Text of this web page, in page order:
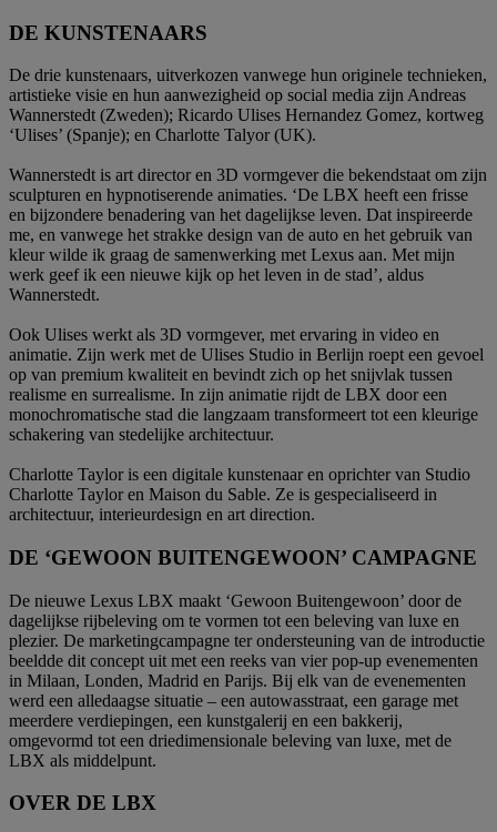
DE KUNSTENAARS
De drie kunstenaars, uitverkozen vanwege hun originele technieken,
artistieke visie en hun aanwezigheid op social media zijn Andreas
Wannerstedt (Zweden); Ricardo Ulises Hernandez Gomez, kortweg
‘Ulises’ (Spanje); en Charlotte Talyor (UK).
Wannerstedt is art director en 3D vormgever die bekendstaat om zijn
sculpturen en hypnotiserende animaties. ‘De LBX heeft een frisse
en bijzondere benadering van het dagelijkse leven. Dat inspireerde
me, en vanwege het strakke design van de auto en het gebruik van
kleur wilde ik graag de samenwerking met Lexus aan. Met mijn
werk geef ik een nieuwe kijk op het leven in de stad’, aldus
Wannerstedt.
Ook Ulises werkt als 3D vormgever, met ervaring in video en
animatie. Zijn werk met de Ulises Studio in Berlijn roept een gevoel
op van premium kwaliteit en bevindt zich op het snijvlak tussen
realisme en surrealisme. In zijn animatie rijdt de LBX door een
monochromatische stad die langzaam transformeert tot een kleurige
schakering van stedelijke architectuur.
Charlotte Taylor is een digitale kunstenaar en oprichter van Studio
Charlotte Taylor en Maison du Sable. Ze is gespecialiseerd in
architectuur, interieurdesign en art direction.
DE ‘GEWOON BUITENGEWOON’ CAMPAGNE
De nieuwe Lexus LBX maakt ‘Gewoon Buitengewoon’ door de
dagelijkse rijbeleving om te vormen tot een beleving van luxe en
plezier. De marketingcampagne ter ondersteuning van de introductie
beeldde dit concept uit met een reeks van vier pop-up evenementen
in Milaan, Londen, Madrid en Parijs. Bij elk van de evenementen
werd een alledaagse situatie – een autowasstraat, een garage met
meerdere verdiepingen, een kunstgalerij en een bakkerij,
omgevormd tot een driedimensionale beleving van luxe, met de
LBX als middelpunt.
OVER DE LBX